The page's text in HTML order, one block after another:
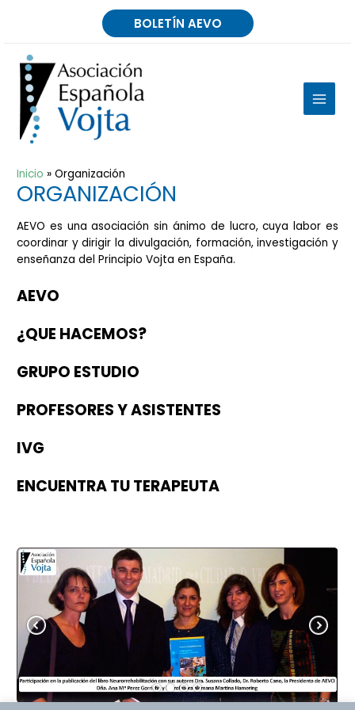
BOLETÍN AEVO
MAIN
Inicio Organización
ORGANIZACIÓN
AEVO es una asociación sin ánimo de lucro, cuya labor es
coordinar y dirigir la divulgación, formación, investigación y
enseñanza del Principio Vojta en España.
AEVO
¿QUE HACEMOS?
GRUPO ESTUDIO
PROFESORES Y ASISTENTES
IVG
ENCUENTRA TU TERAPEUTA